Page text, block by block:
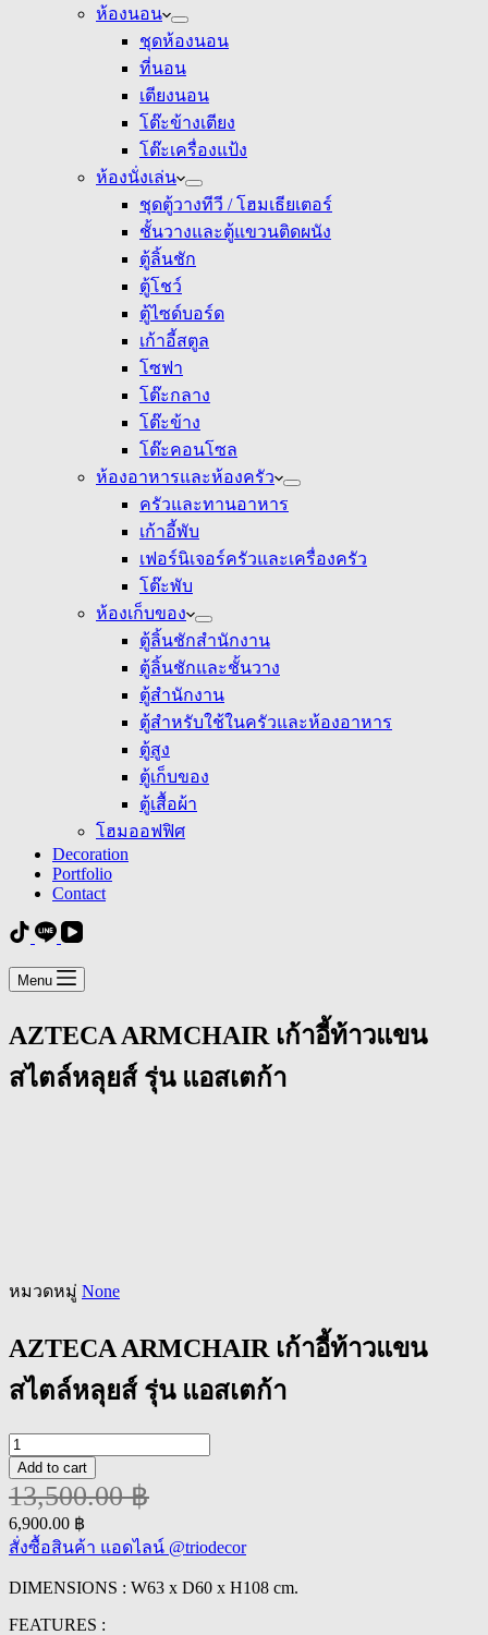
ห้องนอน
ชุดห้องนอน
ที่นอน
เตียงนอน
โต๊ะข้างเตียง
โต๊ะเครื่องแป้ง
ห้องนั่งเล่น
ชุดตู้วางทีวี / โฮมเธียเตอร์
ชั้นวางและตู้แขวนติดผนัง
ตู้ลิ้นชัก
ตู้โชว์
ตู้ไซด์บอร์ด
เก้าอี้สตูล
โซฟา
โต๊ะกลาง
โต๊ะข้าง
โต๊ะคอนโซล
ห้องอาหารและห้องครัว
ครัวและทานอาหาร
เก้าอี้พับ
เฟอร์นิเจอร์ครัวและเครื่องครัว
โต๊ะพับ
ห้องเก็บของ
ตู้ลิ้นชักสำนักงาน
ตู้ลิ้นชักและชั้นวาง
ตู้สำนักงาน
ตู้สำหรับใช้ในครัวและห้องอาหาร
ตู้สูง
ตู้เก็บของ
ตู้เสื้อผ้า
โฮมออฟฟิศ
Decoration
Portfolio
Contact
Menu
AZTECA ARMCHAIR เก้าอี้ท้าวแขน
สไตล์หลุยส์ รุ่น แอสเตก้า
หมวดหมู่ None
AZTECA ARMCHAIR เก้าอี้ท้าวแขน
สไตล์หลุยส์ รุ่น แอสเตก้า
AZTECA
ARMCHAIR
เก้าอี้
ท้าว
แขน
หลุยส์
รุ่น
Add to cart
13,500.00฿
Original
price
was:
13,500.00 ฿.
6,900.00 ฿
price
is:
6,900.00 ฿.
สั่งซื้อสินค้า แอดไลน์ @triodecor
DIMENSIONS : W63 x D60 x H108 cm.
FEATURES :